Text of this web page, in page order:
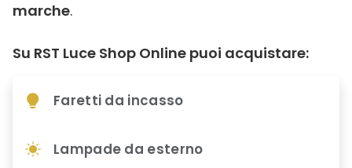
marche.
Su RST Luce Shop Online puoi acquistare:
Faretti da incasso
Lampade da esterno